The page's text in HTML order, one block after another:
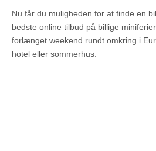
Nu får du muligheden for at finde en
bedste online tilbud på billige
forlænget weekend rundt omkring i
hotel eller sommerhus.